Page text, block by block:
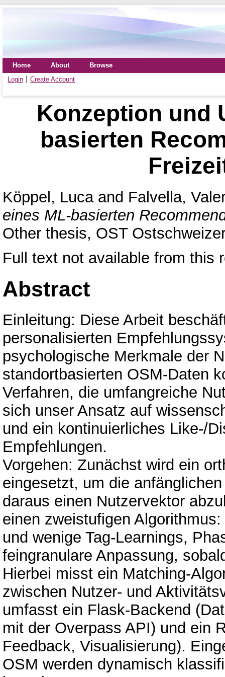
Home About
Browse
Login
Create Account
Konzeption und
basierten
Köppel, Lucaand Falvella,
eines ML-basierten
Other thesis, OST
Full text not available from this
Abstract
Einleitung: Diese Arbeit
personalisierten
psychologische Merkmale der
standortbasierten OSM-Daten
Verfahren, die umfangreiche
sich unser Ansatz auf
und ein kontinuierliches Like-/
Empfehlungen.
Vorgehen: Zunächst wird ein
eingesetzt, um die
daraus einen Nutzervektor
einen zweistufigen
und wenige Tag-Learnings,
feingranulare Anpassung,
Hierbei misst ein Matching-
zwischen Nutzer- und
umfasst ein Flask-Backend
mit der Overpass API) und ein
Feedback, Visualisierung).
OSM werden dynamisch